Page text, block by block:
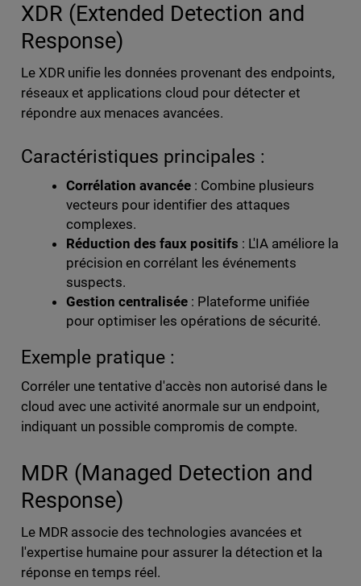
XDR (Extended Detection and
Response)
Le XDR unifie les données provenant des endpoints,
réseaux et applications cloud pour détecter et
répondre aux menaces avancées.
Caractéristiques principales :
Corrélation avancée: Combine plusieurs
vecteurs pour identifier des attaques
complexes.
Réduction des faux positifs : L'IA améliore la
précision en corrélant les événements
suspects.
Gestion centralisée: Plateforme unifiée
pour optimiser les opérations de sécurité.
Exemple pratique :
Corréler une tentative d'accès non autorisé dans le
cloud avec une activité anormale sur un endpoint,
indiquant un possible compromis de compte.
MDR (Managed Detection and
Response)
Le MDR associe des technologies avancées et
l'expertise humaine pour assurer la détection et la
réponse en temps réel.